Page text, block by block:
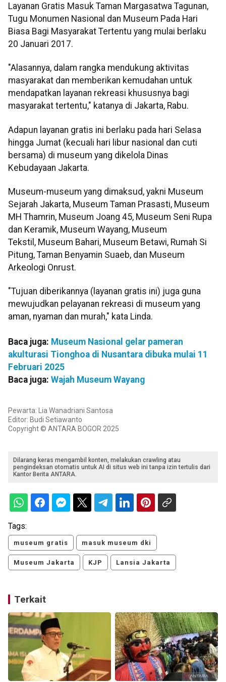
Layanan Gratis Masuk Taman Margasatwa Tagunan,
Tugu Monumen Nasional dan Museum Pada Hari
Biasa Bagi Masyarakat Tertentu yang mulai berlaku
20 Januari 2017.
"Alasannya, dalam rangka mendukung aktivitas
masyarakat dan memberikan kemudahan untuk
mendapatkan layanan rekreasi khususnya bagi
masyarakat tertentu," katanya di Jakarta, Rabu.
Adapun layanan gratis ini berlaku pada hari Selasa
hingga Jumat (kecuali hari libur nasional dan cuti
bersama) di museum yang dikelola Dinas
Kebudayaan Jakarta.
Museum-museum yang dimaksud, yakni Museum
Sejarah Jakarta, Museum Taman Prasasti, Museum
MH Thamrin, Museum Joang 45, Museum Seni Rupa
dan Keramik, Museum Wayang, Museum
Tekstil, Museum Bahari, Museum Betawi, Rumah Si
Pitung, Taman Benyamin Suaeb, dan Museum
Arkeologi Onrust.
"Tujuan diberikannya (layanan gratis ini) juga guna
mewujudkan pelayanan rekreasi di museum yang
aman, nyaman dan murah," kata Linda.
Baca juga: Museum Nasional gelar pameran
akulturasi Tionghoa di Nusantara dibuka mulai 11
Februari 2025
Baca juga: Wajah Museum Wayang
Pewarta: Lia Wanadriani Santosa
Editor: Budi Setiawanto
Copyright © ANTARA BOGOR 2025
Dilarang keras mengambil konten, melakukan crawling atau
pengindeksan otomatis untuk AI di situs web ini tanpa izin tertulis dari
Kantor Berita ANTARA.
Tags:
museum gratis masuk museum dki
Museum Jakarta KJP Lansia Jakarta
Terkait